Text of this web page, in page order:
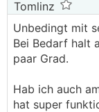
Tomlinz
Unbedingt mit
Bei Bedarf halt
paar Grad.
Hab ich auch
hat super